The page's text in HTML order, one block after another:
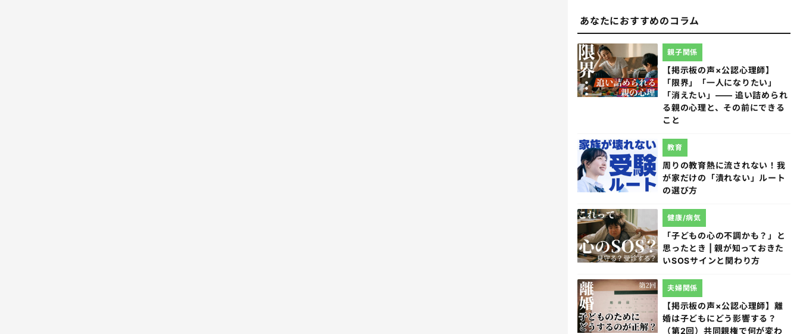
あなたにおすすめのコラム
【掲示板の声×公認心理師】
「限界」「一人になりたい」
「消えたい」―― 追い詰められ
る親の心理と、その前にできる
こと
親子関係
周りの教育熱に流されない！我
が家だけの「潰れない」ルート
の選び方
教育
「子どもの心の不調かも？」と
思ったとき | 親が知っておきた
いSOSサインと関わり方
健康/病気
【掲示板の声×公認心理師】離
婚は子どもにどう影響する？
（第2回）共同親権で何が変わ
夫婦関係